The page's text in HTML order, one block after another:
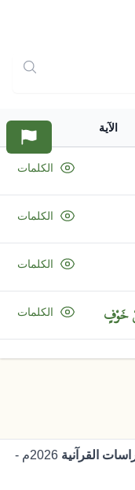
الآية
الكلمات
الكلمات
الكلمات
خَوْفٍ الكلمات
القرآنية
2026م -